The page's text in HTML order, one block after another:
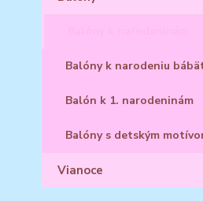
Balóny k narodeniu
Balón k 1. narodeninám
Balóny s detským
Vianoce